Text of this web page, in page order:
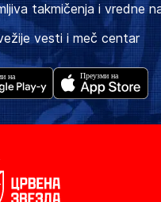
takmičenja i vredne
vesti i meč centar